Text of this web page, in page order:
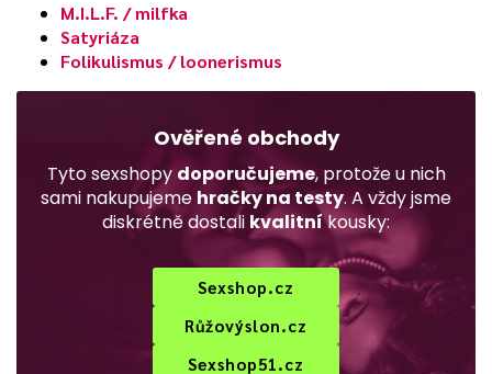
M.I.L.F. / milfka
Satyriáza
Folikulismus / loonerismus
Ověřené obchody
Tyto sexshopy doporučujeme, protože u nich
sami nakupujeme hračky na testy. A vždy jsme
diskrétně dostali kvalitníkousky:
Sexshop.cz
Růžovýslon.cz
Sexshop51.cz